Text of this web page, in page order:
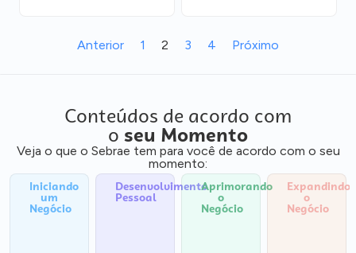
Anterior 1 2 3 4 Próximo
Conteúdos de acordo com
o seu Momento
Veja o que o Sebrae tem para você de acordo com o seu
momento:
Iniciando
um
Negócio
Desenvolvimento
Pessoal
Aprimorando
o
Negócio
Expandindo
o
Negócio